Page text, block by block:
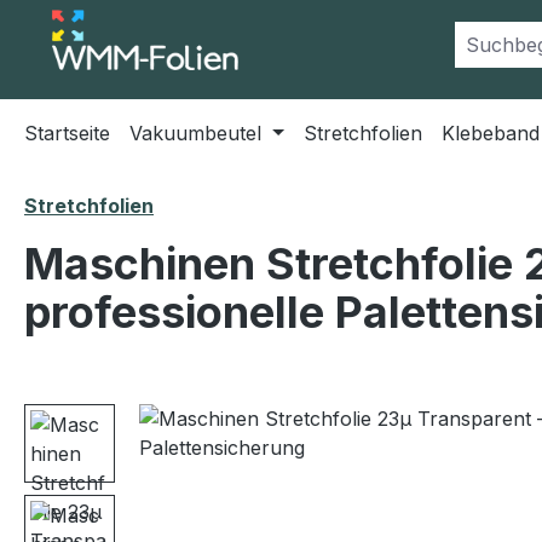
Hauptinhalt springen
Zur Suche springen
Zur Hauptnavigation springen
Startseite Vakuumbeutel Stretchfolien Klebeband
Stretchfolien
Maschinen Stretchfolie
professionelle
Bildergalerie überspringen